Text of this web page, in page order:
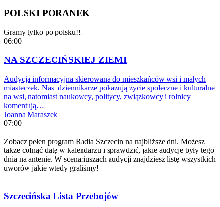
POLSKI PORANEK
Gramy tylko po polsku!!!
06:00
NA SZCZECIŃSKIEJ ZIEMI
Audycja informacyjna skierowana do mieszkańców wsi i małych
miasteczek. Nasi dziennikarze pokazują życie społeczne i kulturalne
na wsi, natomiast naukowcy, politycy, związkowcy i rolnicy
komentują…
Joanna Maraszek
07:00
Zobacz pełen program Radia Szczecin na najbliższe dni. Możesz
także cofnąć datę w kalendarzu i sprawdzić, jakie audycje były tego
dnia na antenie. W scenariuszach audycji znajdziesz listę wszystkich
uworów jakie wtedy graliśmy!
Szczecińska Lista Przebojów